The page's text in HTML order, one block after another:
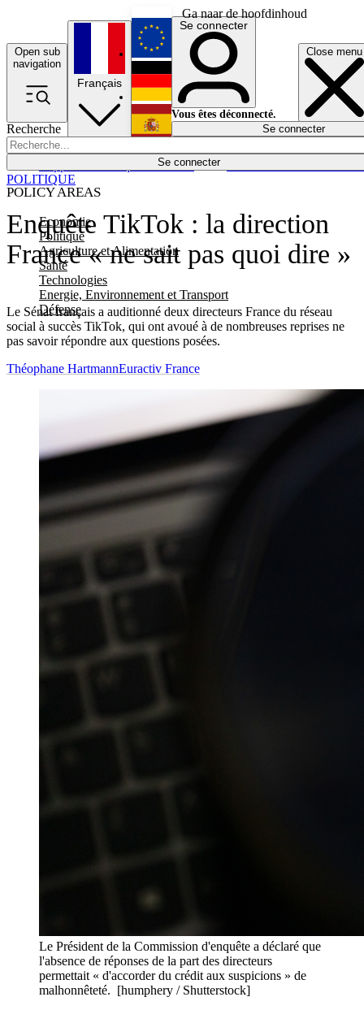
Ga naar de hoofdinhoud
Open sub
navigation
Close menu
Recherche
Se connecter
POLICY AREAS
Economie
Politique
Agriculture et Alimentation
Santé
Technologies
Energie, Environnement et Transport
Défense
Économie
Français
English
Deutsch
Español
Se connecter
Vous êtes déconnecté.
Se connecter
Enquête TikTok : la direction
France « ne sait pas quoi dire »
Le Sénat français a auditionné deux directeurs France du réseau
social à succès TikTok, qui ont avoué à de nombreuses reprises ne
pas savoir répondre aux questions posées.
POLITIQUE
Théophane HartmannEuractiv France
Le Président de la Commission d'enquête a déclaré que
l'absence de réponses de la part des directeurs
permettait « d'accorder du crédit aux suspicions » de
malhonnêteté. [humphery / Shutterstock]